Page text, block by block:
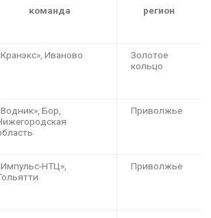
команда регион
Иваново
Золотое
кольцо
Бор,
Приволжье
НТЦ»,
Приволжье